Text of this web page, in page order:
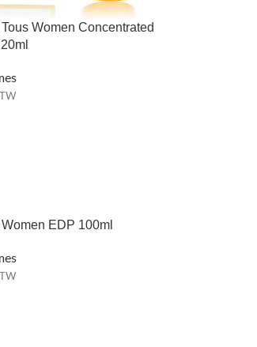
Women Concentrated
EDP 100ml